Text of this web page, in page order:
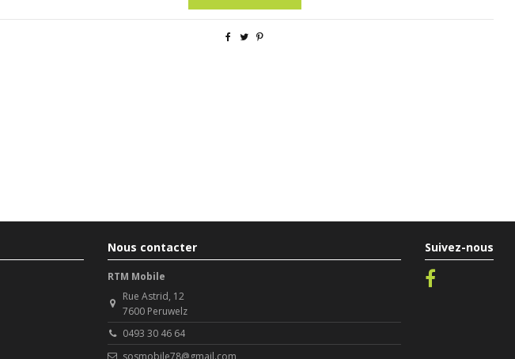
Nous contacter
RTM Mobile
Rue Astrid, 12
7600 Peruwelz
0493 30 46 64
sosmobile78@gmail.com
Suivez-nous